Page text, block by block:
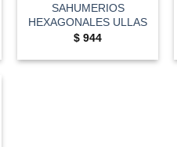
SAHUMERIOS
HEXAGONALES ULLAS
$ 944